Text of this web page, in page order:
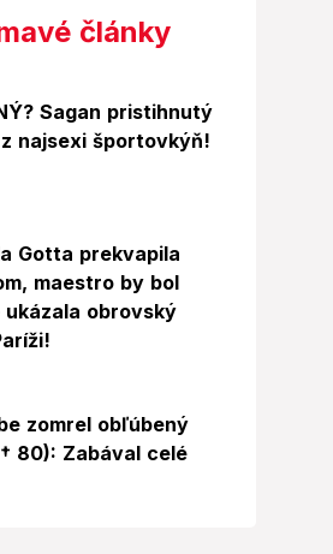
články
Sagan pristihnutý
najsexi športovkýň!
Gotta prekvapila
maestro by bol
obrovský
zomrel obľúbený
80): Zabával celé